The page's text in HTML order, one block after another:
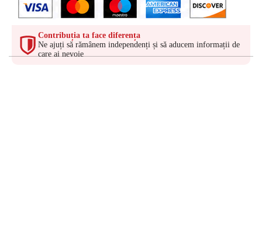
Contribuția ta face diferența
Ne ajuți să rămânem independenți și să aducem informații de
care ai nevoie